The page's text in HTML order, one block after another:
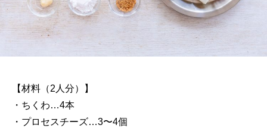
【材料（2人分）】
・ちくわ…4本
・プロセスチーズ…3〜4個